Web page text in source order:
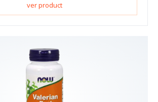
ver product